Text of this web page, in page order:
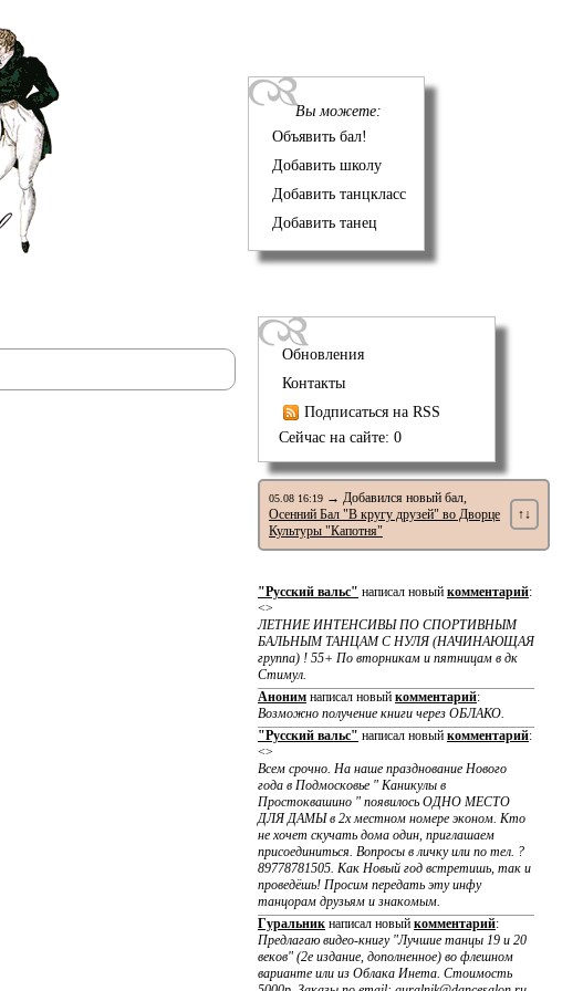
Вы можете:
Объявить бал!
Добавить школу
Добавить танцкласс
Добавить танец
Обновления
Контакты
Подписаться на RSS
Сейчас на сайте: 0
05.08 16:19 → Добавился новый бал,
Осенний Бал "В кругу друзей" во Дворце
Культуры "Капотня"
↑↓
"Русский вальс" написал новый комментарий:
<>
ЛЕТНИЕ ИНТЕНСИВЫ ПО CПОРТИВНЫМ
БАЛЬНЫМ ТАНЦАМ С НУЛЯ (НАЧИНАЮЩАЯ
группа) ! 55+ По вторникам и пятницам в дк
Стимул.
Аноним написал новый комментарий:
Возможно получение книги через ОБЛАКО.
"Русский вальс" написал новый комментарий:
<>
Всем срочно. На наше празднование Нового
года в Подмосковье " Каникулы в
Простоквашино " появилось ОДНО МЕСТО
ДЛЯ ДАМЫ в 2х местном номере эконом. Кто
не хочет скучать дома один, приглашаем
присоединиться. Вопросы в личку или по тел. ?
89778781505. Как Новый год встретишь, так и
проведёшь! Просим передать эту инфу
танцорам друзьям и знакомым.
Гуральник написал новый комментарий:
Предлагаю видео-книгу "Лучшие танцы 19 и 20
веков" (2е издание, дополненное) во флешном
варианте или из Облака Инета. Стоимость